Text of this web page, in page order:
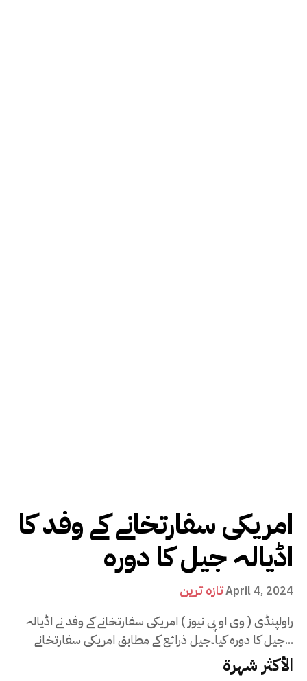
امریکی سفارتخانے کے وفد کا
اڈیالہ جیل کا دورہ
تازہ ترینApril 4, 2024
راولپنڈی ( وی او پی نیوز ) امریکی سفارتخانے کے وفد نے اڈیالہ
جیل کا دورہ کیا۔جیل ذرائع کے مطابق امریکی سفارتخانے...
الأكثر شهرة